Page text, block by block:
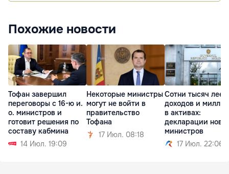
Похожие новости
Тофан завершил
переговоры с 16-ю и.
о. министров и
готовит решения по
составу кабмина
14 Июл. 19:09
Некоторые министры
могут не войти в
правительство
Тофана
17 Июл. 08:18
Сотни тысяч леев
доходов и
в активах:
декларации
министров
17 Июл. 22:06